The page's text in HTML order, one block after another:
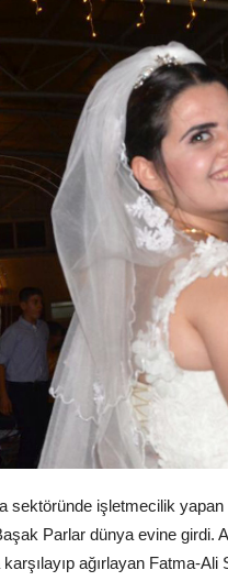
sektöründe işletmecilik
Parlar dünya evine girdi.
ağırlayan Fatma-